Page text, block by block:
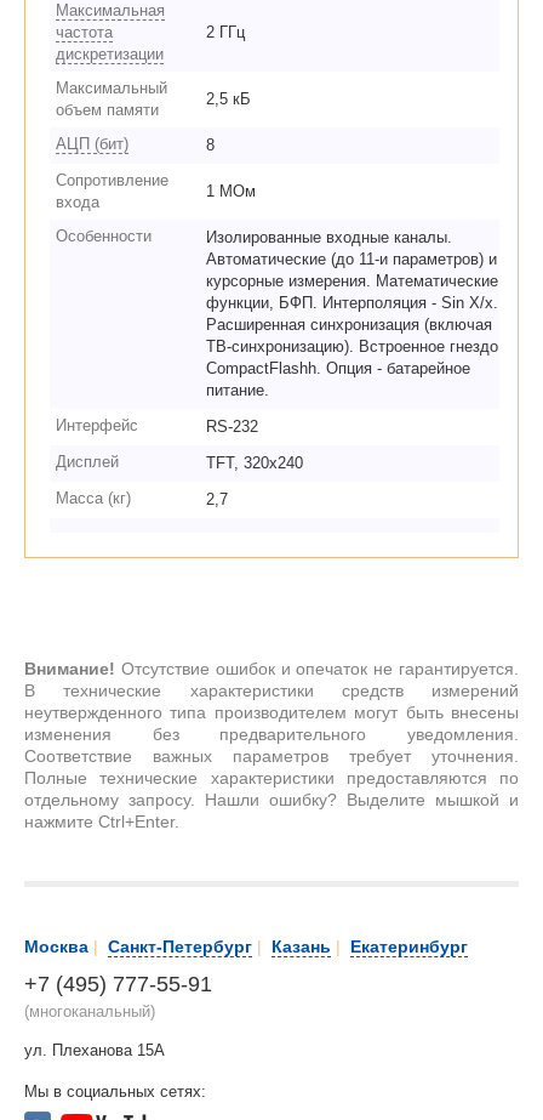
Максимальная
частота
дискретизации
2 ГГц
Максимальный
объем памяти
2,5 кБ
АЦП (бит)
8
Сопротивление
входа
1 МОм
Особенности
Изолированные входные каналы.
Автоматические (до 11-и параметров) и
курсорные измерения. Математические
функции, БФП. Интерполяция - Sin X/х.
Расширенная синхронизация (включая
ТВ-синхронизацию). Встроенное гнездо
CompactFlashh. Опция - батарейное
питание.
Интерфейс
RS-232
Дисплей
TFT, 320х240
Масса (кг)
2,7
Внимание! Отсутствие ошибок и опечаток не гарантируется.
В технические характеристики средств измерений
неутвержденного типа производителем могут быть внесены
изменения без предварительного уведомления.
Соответствие важных параметров требует уточнения.
Полные технические характеристики предоставляются по
отдельному запросу. Нашли ошибку? Выделите мышкой и
нажмите Ctrl+Enter.
Москва | Санкт-Петербург | Казань | Екатеринбург
+7 (495) 777-55-91
(многоканальный)
ул. Плеханова 15А
Мы в социальных сетях: